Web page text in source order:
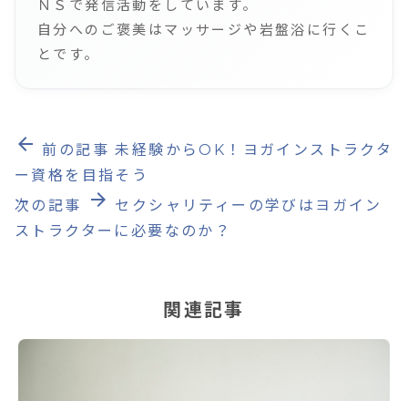
ＮＳで発信活動をしています。
自分へのご褒美はマッサージや岩盤浴に行くこ
とです。
arrow_back 前の記事未経験からOK！ヨガインストラクタ
ー資格を目指そう
次の記事
arrow_forward セクシャリティーの学びはヨガイン
ストラクターに必要なのか？
関連記事